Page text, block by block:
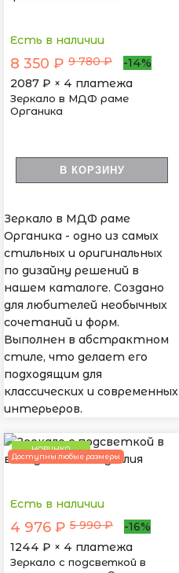
Есть в наличии
8 350 ₽ 9 780 ₽
-14%
2087 ₽ × 4 платежа
Зеркало в МДФ раме
Органика
В КОРЗИНУ
Зеркало в МДФ раме
Органика - одно из самых
стильных и оригинальных
по дизайну решений в
нашем каталоге. Создано
для любителей необычных
сочетаний и форм.
Выполнен в абстрактном
стиле, что делает его
подходящим для
классических и современных
интерьеров.
НОВИНКА
Доступны любые размеры
Есть в наличии
4 976 ₽ 5 990 ₽
-16%
1244 ₽ × 4 платежа
Зеркало с подсветкой в